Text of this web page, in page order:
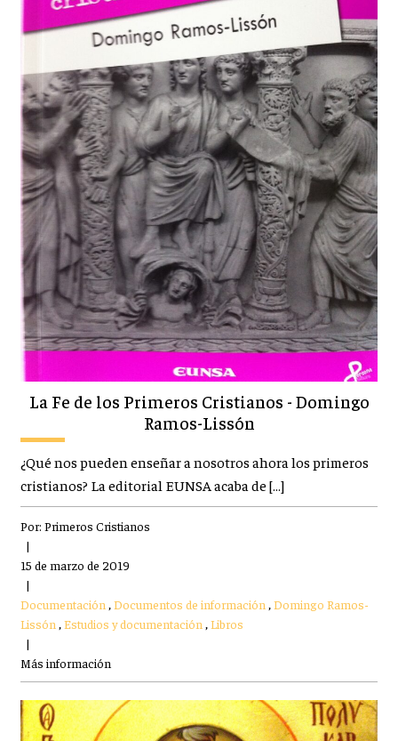
La Fe de los Primeros Cristianos - Domingo
Ramos-Lissón
¿Qué nos pueden enseñar a nosotros ahora los primeros
cristianos? La editorial EUNSA acaba de […]
Por: Primeros Cristianos
|
15 de marzo de 2019
|
Documentación ,Documentos de información ,Domingo Ramos-
Lissón ,Estudios y documentación ,Libros
|
Más información